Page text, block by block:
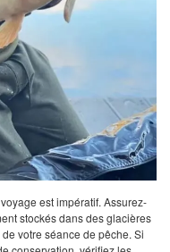
est impératif. Assurez-
stockés dans des glacières
votre séance de pêche. Si